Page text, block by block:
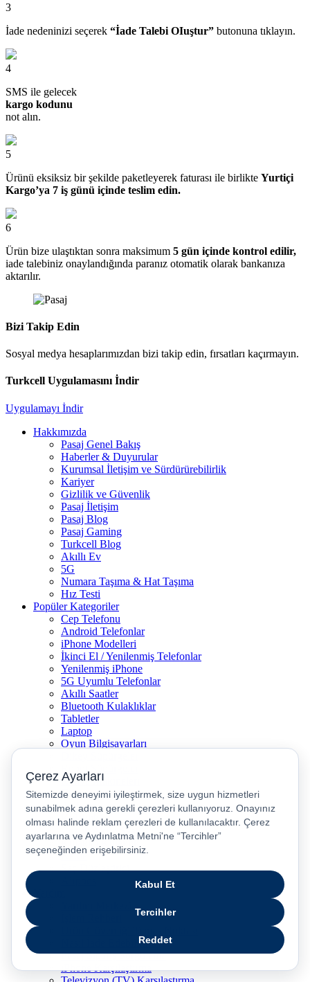
3
İade nedeninizi seçerek “İade Talebi OIuştur” butonuna tıklayın.
4
SMS ile gelecek
kargo kodunu
not alın.
5
Ürünü eksiksiz bir şekilde paketleyerek faturası ile birlikte Yurtiçi
Kargo’ya 7 iş günü içinde teslim edin.
6
Ürün bize ulaştıktan sonra maksimum 5 gün içinde kontrol edilir,
iade talebiniz onaylandığında paranız otomatik olarak bankanıza
aktarılır.
Bizi Takip Edin
Sosyal medya hesaplarımızdan bizi takip edin, fırsatları kaçırmayın.
Turkcell Uygulamasını İndir
Uygulamayı İndir
Hakkımızda
Pasaj Genel Bakış
Haberler & Duyurular
Kurumsal İletişim ve Sürdürürebilirlik
Kariyer
Gizlilik ve Güvenlik
Pasaj İletişim
Pasaj Blog
Pasaj Gaming
Turkcell Blog
Akıllı Ev
5G
Numara Taşıma & Hat Taşıma
Hız Testi
Popüler Kategoriler
Cep Telefonu
Android Telefonlar
iPhone Modelleri
İkinci El / Yenilenmiş Telefonlar
Yenilenmiş iPhone
5G Uyumlu Telefonlar
Akıllı Saatler
Bluetooth Kulaklıklar
Tabletler
Laptop
Oyun Bilgisayarları
Kahve Makineleri
Televizyon
Airfryer
Kulaklıklar
Çocuk Akıllı Saat
Kulakiçi Kulaklık
Kettle
Saç Düzleştirici
Nasıl İade Edebilirim?
Pasaj Sipariş Sorgulama
iPhone Karşılaştırma